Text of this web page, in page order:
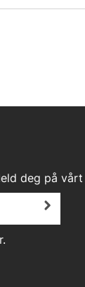
deg på vårt